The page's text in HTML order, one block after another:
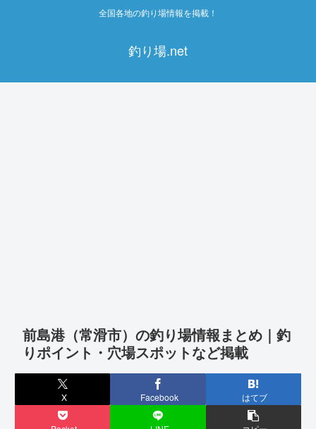
全国各地の釣り場情報を掲載！
釣り場.net
前島港（常滑市）の釣り場情報まとめ｜釣
りポイント・穴場スポットなど掲載
X Facebook はてブ